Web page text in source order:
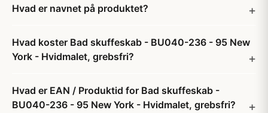
Hvad er navnet på produktet?
Hvad koster Bad skuffeskab - BU040-236 - 95 New
York - Hvidmalet, grebsfri?
Hvad er EAN / Produktid for Bad skuffeskab -
BU040-236 - 95 New York - Hvidmalet, grebsfri?